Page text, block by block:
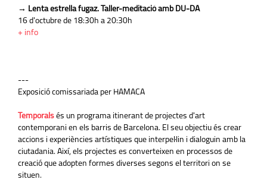
→ Lenta estrella fugaz. Taller-meditació amb DU-DA
16 d'octubre de 18:30h a 20:30h
+ info
---
Exposició comissariada per HAMACA
Temporals és un programa itinerant de projectes d'art
contemporani en els barris de Barcelona. El seu objectiu és crear
accions i experiències artístiques que interpel·lin i dialoguin amb la
ciutadania. Així, els projectes es converteixen en processos de
creació que adopten formes diverses segons el territori on se
situen.